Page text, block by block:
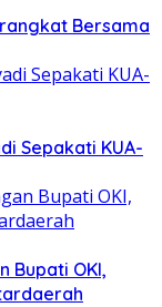
Bersama
Sepakati KUA-
Bupati OKI,